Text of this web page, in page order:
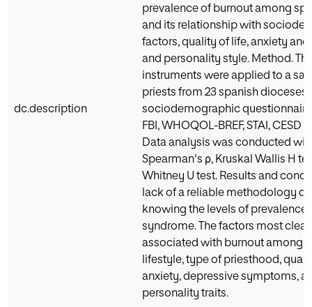
dc.description
prevalence of burnout among
and its relationship with
factors, quality of life, anxiety
and personality style. Method.
instruments were applied to a
priests from 23 spanish dioceses
sociodemographic questionnaire,
FBI, WHOQOL-BREF, STAI, CESD
Data analysis was conducted
Spearman's ρ, Kruskal Wallis H
Whitney U test. Results and
lack of a reliable methodology
knowing the levels of prevalence
syndrome. The factors most
associated with burnout among
lifestyle, type of priesthood,
anxiety, depressive symptoms,
personality traits.